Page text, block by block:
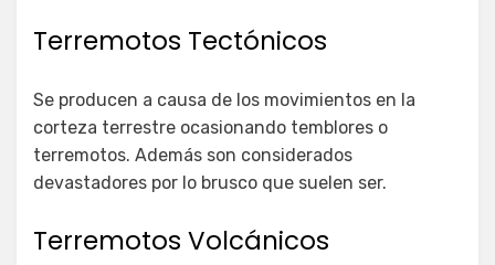
Terremotos Tectónicos
Se producen a causa de los movimientos en la
corteza terrestre ocasionando temblores o
terremotos. Además son considerados
devastadores por lo brusco que suelen ser.
Terremotos Volcánicos